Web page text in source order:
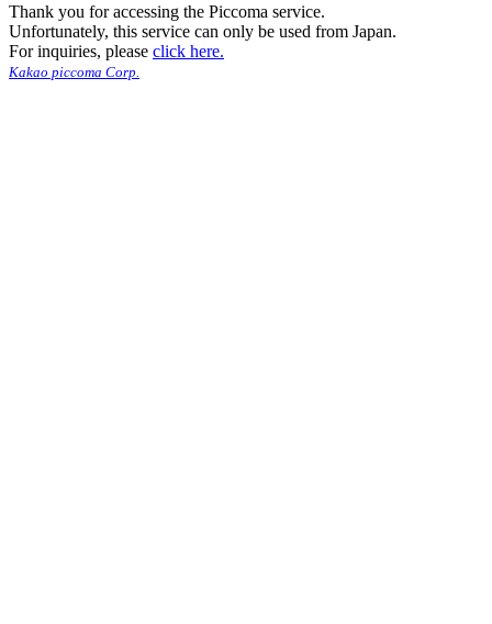
Thank you for accessing the Piccoma service.
Unfortunately, this service can only be used from Japan.
For inquiries, please click here.
Kakao piccoma Corp.